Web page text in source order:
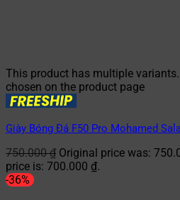
This product has multiple
chosen on the product page
Giày Bóng Đá F50 Pro Mohamed
750.000₫ Original price was:
price is: 700.000 ₫.
-36%